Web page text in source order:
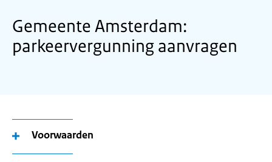
Gemeente Amsterdam:
parkeervergunning aanvragen
Voorwaarden